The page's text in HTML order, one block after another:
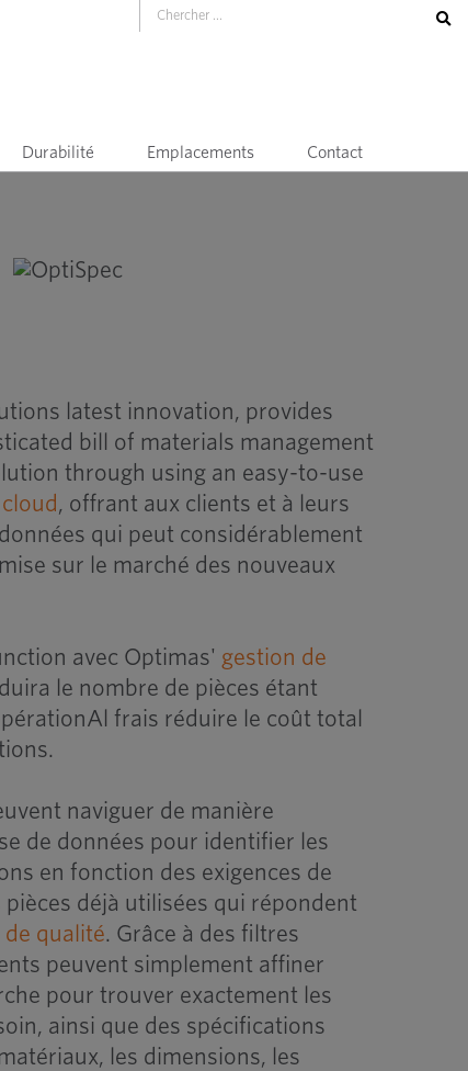
Durabilité Emplacements Contact
latest innovation, provides
bill of materials management
through using an easy-to-use
, offrant aux clients et à leurs
qui peut considérablement
sur le marché des nouveaux
nction avec Optimas' gestion de
le nombre de pièces étant
Al frais réduire le coût total
.
naviguer de manière
de données pour identifier les
en fonction des exigences de
déjà utilisées qui répondent
qualité. Grâce à des filtres
peuvent simplement affiner
pour trouver exactement les
ainsi que des spécifications
les dimensions, les